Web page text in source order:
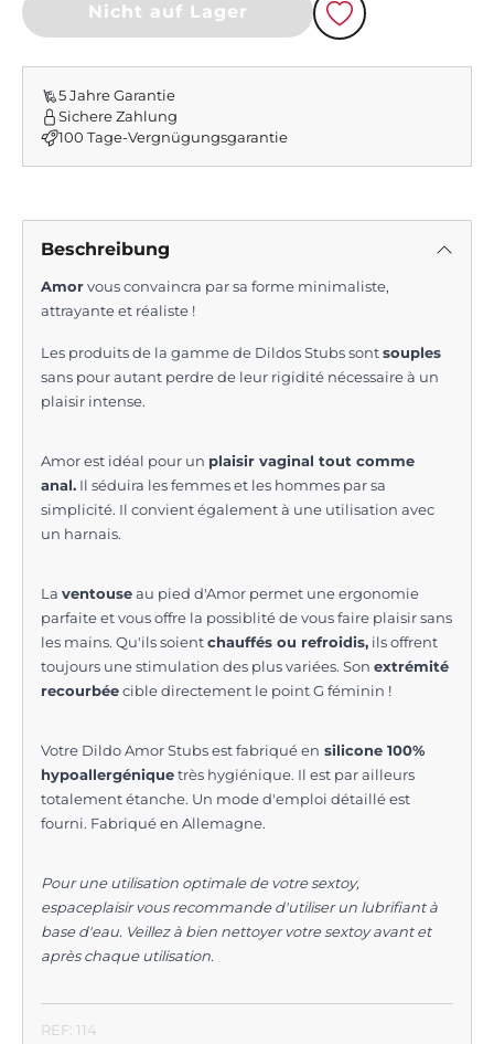
Nicht auf Lager
Beschreibung
Amorvous convaincra par sa forme minimaliste,
attrayante et réaliste !
Les produits de la gamme de Dildos Stubs sontsouples
sans pour autant perdre de leur rigidité nécessaire à un
plaisir intense.
Amor est idéal pour un plaisir vaginal tout comme
anal. Il séduira les femmes et les hommes par sa
simplicité. Il convient également à une utilisation avec
un harnais.
La ventouseau pied d'Amor permet une ergonomie
parfaite et vous offre la possiblité de vous faire plaisir sans
les mains. Qu'ils soientchauffés ou refroidis, ils offrent
toujours une stimulation des plus variées. Son extrémité
recourbéecible directement le point G féminin !
Votre Dildo Amor Stubs est fabriqué en silicone 100%
hypoallergéniquetrès hygiénique. Il est par ailleurs
totalement étanche. Un mode d'emploi détaillé est
fourni. Fabriqué en Allemagne.
Pour une utilisation optimale de votre sextoy,
espaceplaisir vous recommande d'utiliser un lubrifiant à
base d'eau. Veillez à bien nettoyer votre sextoy avant et
après chaque utilisation.
REF: 114